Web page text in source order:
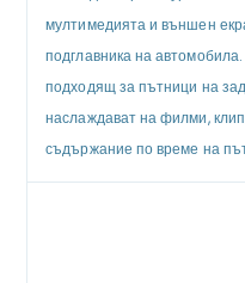
мултимедията и външен
подглавника на
подходящ за пътници на
наслаждават на филми,
съдържание по време на